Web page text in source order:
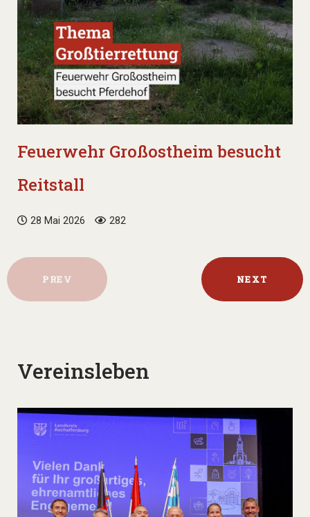
Feuerwehr Großostheim besucht
Reitstall
28 Mai 2026 282
PREV NEXT
Vereinsleben